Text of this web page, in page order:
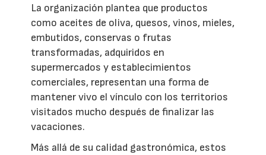
La organización plantea que productos
como aceites de oliva, quesos, vinos, mieles,
embutidos, conservas o frutas
transformadas, adquiridos en
supermercados y establecimientos
comerciales, representan una forma de
mantener vivo el vínculo con los territorios
visitados mucho después de finalizar las
vacaciones.
Más allá de su calidad gastronómica, estos